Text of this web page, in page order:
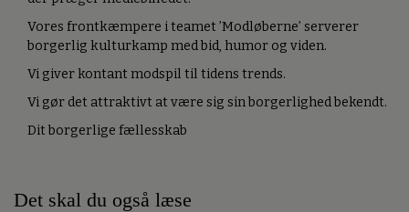
Vores frontkæmpere i teamet ’Modløberne’ serverer
borgerlig kulturkamp med bid, humor og viden.
Vi giver kontant modspil til tidens trends.
Vi gør det attraktivt at være sig sin borgerlighed bekendt.
Dit borgerlige fællesskab
Det skal du også læse